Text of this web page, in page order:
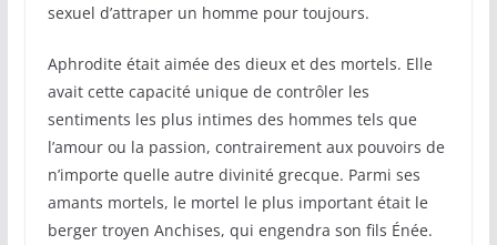
sexuel d’attraper un homme pour toujours.
Aphrodite était aimée des dieux et des mortels. Elle
avait cette capacité unique de contrôler les
sentiments les plus intimes des hommes tels que
l’amour ou la passion, contrairement aux pouvoirs de
n’importe quelle autre divinité grecque. Parmi ses
amants mortels, le mortel le plus important était le
berger troyen Anchises, qui engendra son fils Énée.